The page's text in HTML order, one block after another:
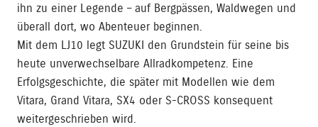
ihn zu einer Legende – auf Bergpässen, Waldwegen und
überall dort, wo Abenteuer beginnen.
Mit dem LJ10 legt SUZUKI den Grundstein für seine bis
heute unverwechselbare Allradkompetenz. Eine
Erfolgsgeschichte, die später mit Modellen wie dem
Vitara, Grand Vitara, SX4 oder S-CROSS konsequent
weitergeschrieben wird.